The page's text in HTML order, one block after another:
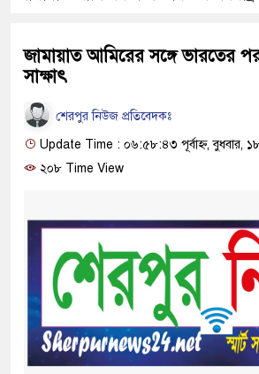
জামায়াত আমিরের সঙ্গে ভারতের
সাক্ষাৎ
শেরপুর নিউজ প্রতিবেদকঃ
Update Time : ০৬:৫৮:৪৩ পূর্বাহ্ন, বুধবার,
২০৮ Time View